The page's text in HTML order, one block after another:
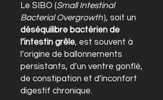
Le SIBO (Small Intestinal
Bacterial Overgrowth), soit un
déséquilibre bactérien de
l’intestin grêle, est souvent à
l’origine de ballonnements
persistants, d’un ventre gonflé,
de constipation et d’inconfort
digestif chronique.